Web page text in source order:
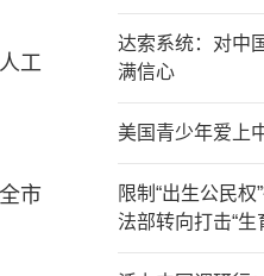
工
市
达索系统：对中
满信心
美国青少年爱上
限制“出生公民
法部转向打击“生